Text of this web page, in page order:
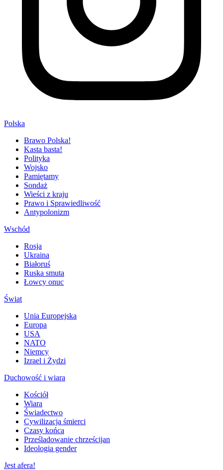
Polska
Brawo Polska!
Kasta basta!
Polityka
Wojsko
Pamiętamy
Sondaż
Wieści z kraju
Prawo i Sprawiedliwość
Antypolonizm
Wschód
Rosja
Ukraina
Białoruś
Ruska smuta
Łowcy onuc
Świat
Unia Europejska
Europa
USA
NATO
Niemcy
Izrael i Żydzi
Duchowość i wiara
Kościół
Wiara
Świadectwo
Cywilizacja śmierci
Czasy końca
Prześladowanie chrześcijan
Ideologia gender
Jest afera!